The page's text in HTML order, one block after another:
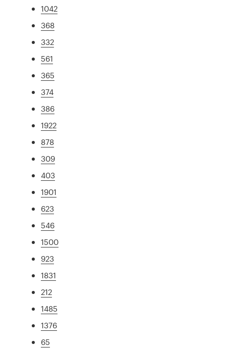
1042
368
332
561
365
374
386
1922
878
309
403
1901
623
546
1500
923
1831
212
1485
1376
65